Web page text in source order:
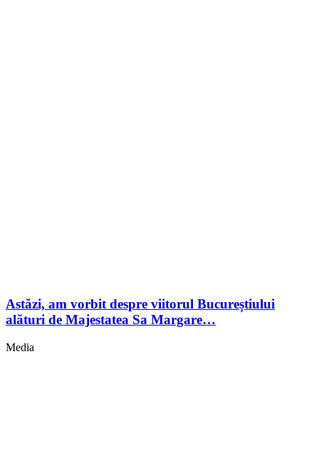
Astăzi, am vorbit despre viitorul Bucureștiului
alături de Majestatea Sa Margare…
Media